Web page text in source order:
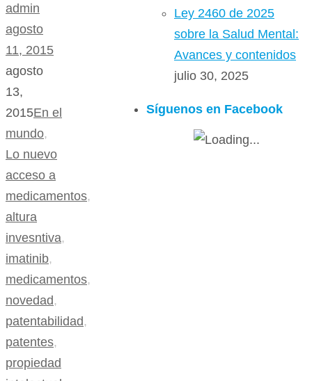
admin
agosto
11, 2015
agosto
13,
2015En el
mundo,
Lo nuevo
acceso a
medicamentos,
altura
invesntiva,
imatinib,
medicamentos,
novedad ,
patentabilidad ,
patentes,
propiedad
Ley 2460 de 2025
sobre la Salud Mental:
Avances y contenidos
julio 30, 2025
Síguenos en Facebook